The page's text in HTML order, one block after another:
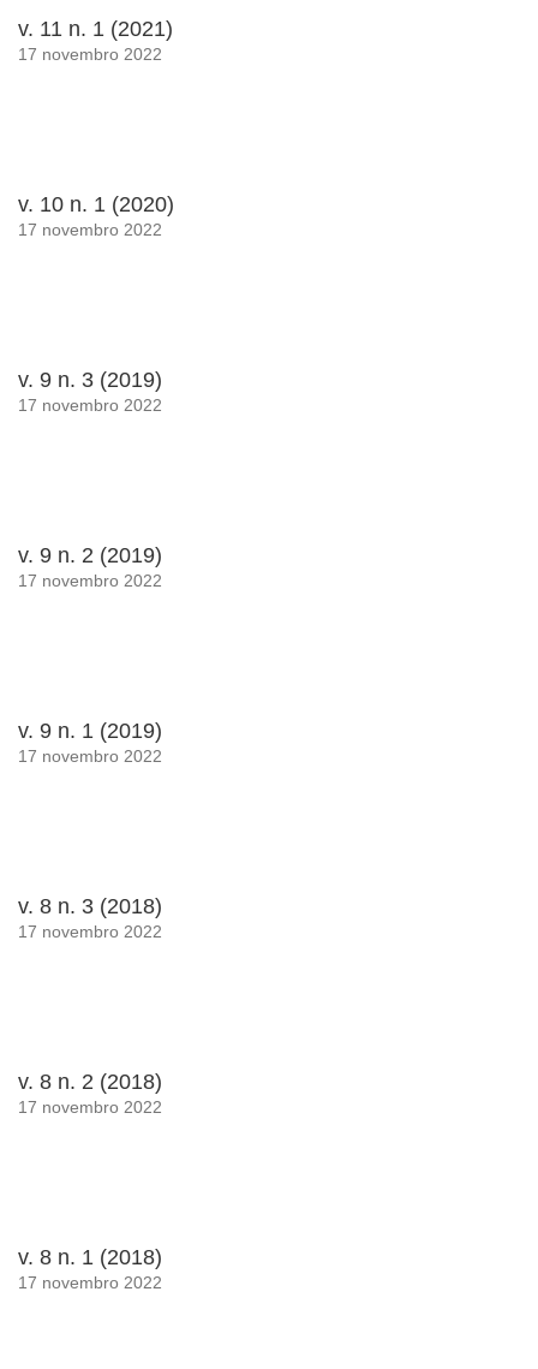
v. 11 n. 1 (2021)
17 novembro 2022
v. 10 n. 1 (2020)
17 novembro 2022
v. 9 n. 3 (2019)
17 novembro 2022
v. 9 n. 2 (2019)
17 novembro 2022
v. 9 n. 1 (2019)
17 novembro 2022
v. 8 n. 3 (2018)
17 novembro 2022
v. 8 n. 2 (2018)
17 novembro 2022
v. 8 n. 1 (2018)
17 novembro 2022